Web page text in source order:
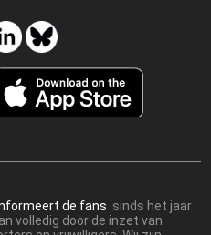
de fans sinds het jaar
volledig door de inzet van